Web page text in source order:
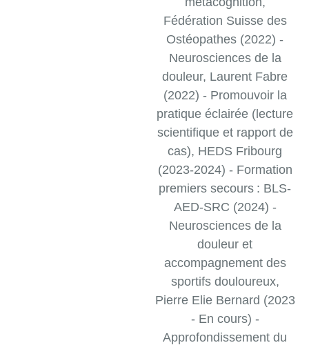
Fédération Suisse des
Ostéopathes (2022) -
Neurosciences de la
douleur, Laurent Fabre
(2022) - Promouvoir la
pratique éclairée (lecture
scientifique et rapport de
cas), HEDS Fribourg
(2023-2024) - Formation
premiers secours : BLS-
AED-SRC (2024) -
Neurosciences de la
douleur et
accompagnement des
sportifs douloureux,
Pierre Elie Bernard (2023
- En cours) -
Approfondissement du